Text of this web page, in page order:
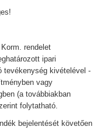
rendelet
ipari
tevékenység kivételével -
vagy
(a továbbiakban
folytatható.
bejelentését követően